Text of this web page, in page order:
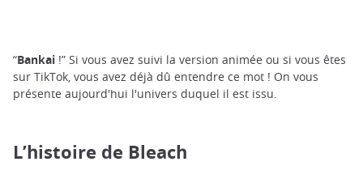
“Bankai !” Si vous avez suivi la version animée ou si vous êtes
sur TikTok, vous avez déjà dû entendre ce mot ! On vous
présente aujourd'hui l'univers duquel il est issu.
L’histoire de Bleach